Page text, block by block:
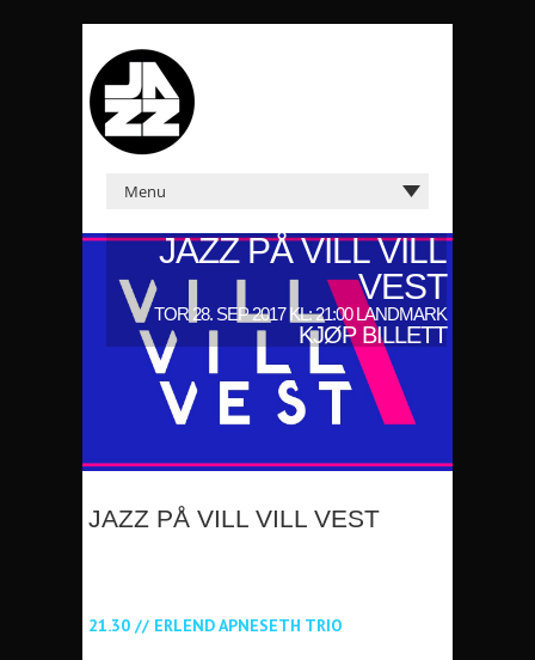
JAZZ PÅ VILL VILL
VEST
TOR 28. SEP 2017 KL: 21:00 LANDMARK
KJØP BILLETT
JAZZ PÅ VILL VILL VEST
21.30 // ERLEND APNESETH TRIO